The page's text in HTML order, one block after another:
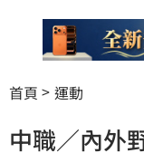
首頁 運動
中職／內外